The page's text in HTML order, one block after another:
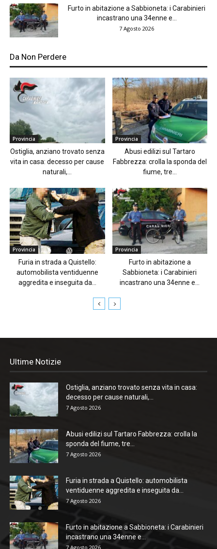
Furto in abitazione a Sabbioneta: i Carabinieri
incastrano una 34enne e...
7 Agosto 2026
Da Non Perdere
Provincia
Ostiglia, anziano trovato senza
vita in casa: decesso per cause
naturali,...
Provincia
Abusi edilizi sul Tartaro
Fabbrezza: crolla la sponda del
fiume, tre...
Provincia
Furia in strada a Quistello:
automobilista ventiduenne
aggredita e inseguita da...
Provincia
Furto in abitazione a
Sabbioneta: i Carabinieri
incastrano una 34enne e...
Ultime Notizie
Ostiglia, anziano trovato senza vita in casa:
decesso per cause naturali,...
7 Agosto 2026
Abusi edilizi sul Tartaro Fabbrezza: crolla la
sponda del fiume, tre...
7 Agosto 2026
Furia in strada a Quistello: automobilista
ventiduenne aggredita e inseguita da...
7 Agosto 2026
Furto in abitazione a Sabbioneta: i Carabinieri
incastrano una 34enne e...
7 Agosto 2026